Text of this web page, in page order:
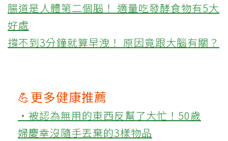
腸道是人體第二個腦！ 適量吃發酵食物有5大
好處
撐不到3分鐘就算早洩！ 原因竟跟大腦有關？
💪更多健康推薦
‧被認為無用的東西反幫了大忙！50歲
婦慶幸沒隨手丟棄的3樣物品